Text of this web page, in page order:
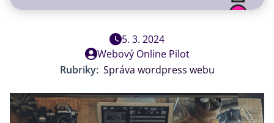
5. 3. 2024
Webový Online Pilot
Rubriky: Správa wordpress webu